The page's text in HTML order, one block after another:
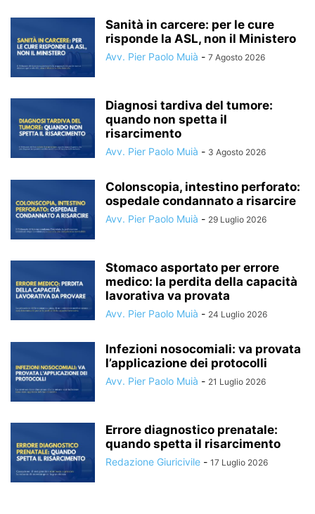
Sanità in carcere: per le cure
risponde la ASL, non il Ministero
Avv. Pier Paolo Muià - 7 Agosto 2026
Diagnosi tardiva del tumore:
quando non spetta il
risarcimento
Avv. Pier Paolo Muià - 3 Agosto 2026
Colonscopia, intestino perforato:
ospedale condannato a risarcire
Avv. Pier Paolo Muià - 29 Luglio 2026
Stomaco asportato per errore
medico: la perdita della capacità
lavorativa va provata
Avv. Pier Paolo Muià - 24 Luglio 2026
Infezioni nosocomiali: va provata
l’applicazione dei protocolli
Avv. Pier Paolo Muià - 21 Luglio 2026
Errore diagnostico prenatale:
quando spetta il risarcimento
Redazione Giuricivile - 17 Luglio 2026